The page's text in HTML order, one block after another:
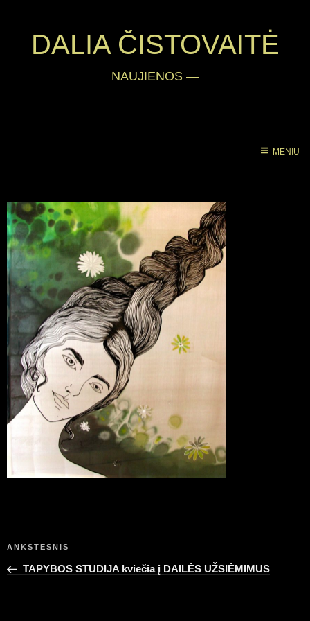
DALIA ČISTOVAITĖ
NAUJIENOS —
MENIU
įrašų
Ankstesnis
įrašas
ANKSTESNIS
TAPYBOS STUDIJA kviečia į DAILĖS UŽSIĖMIMUS